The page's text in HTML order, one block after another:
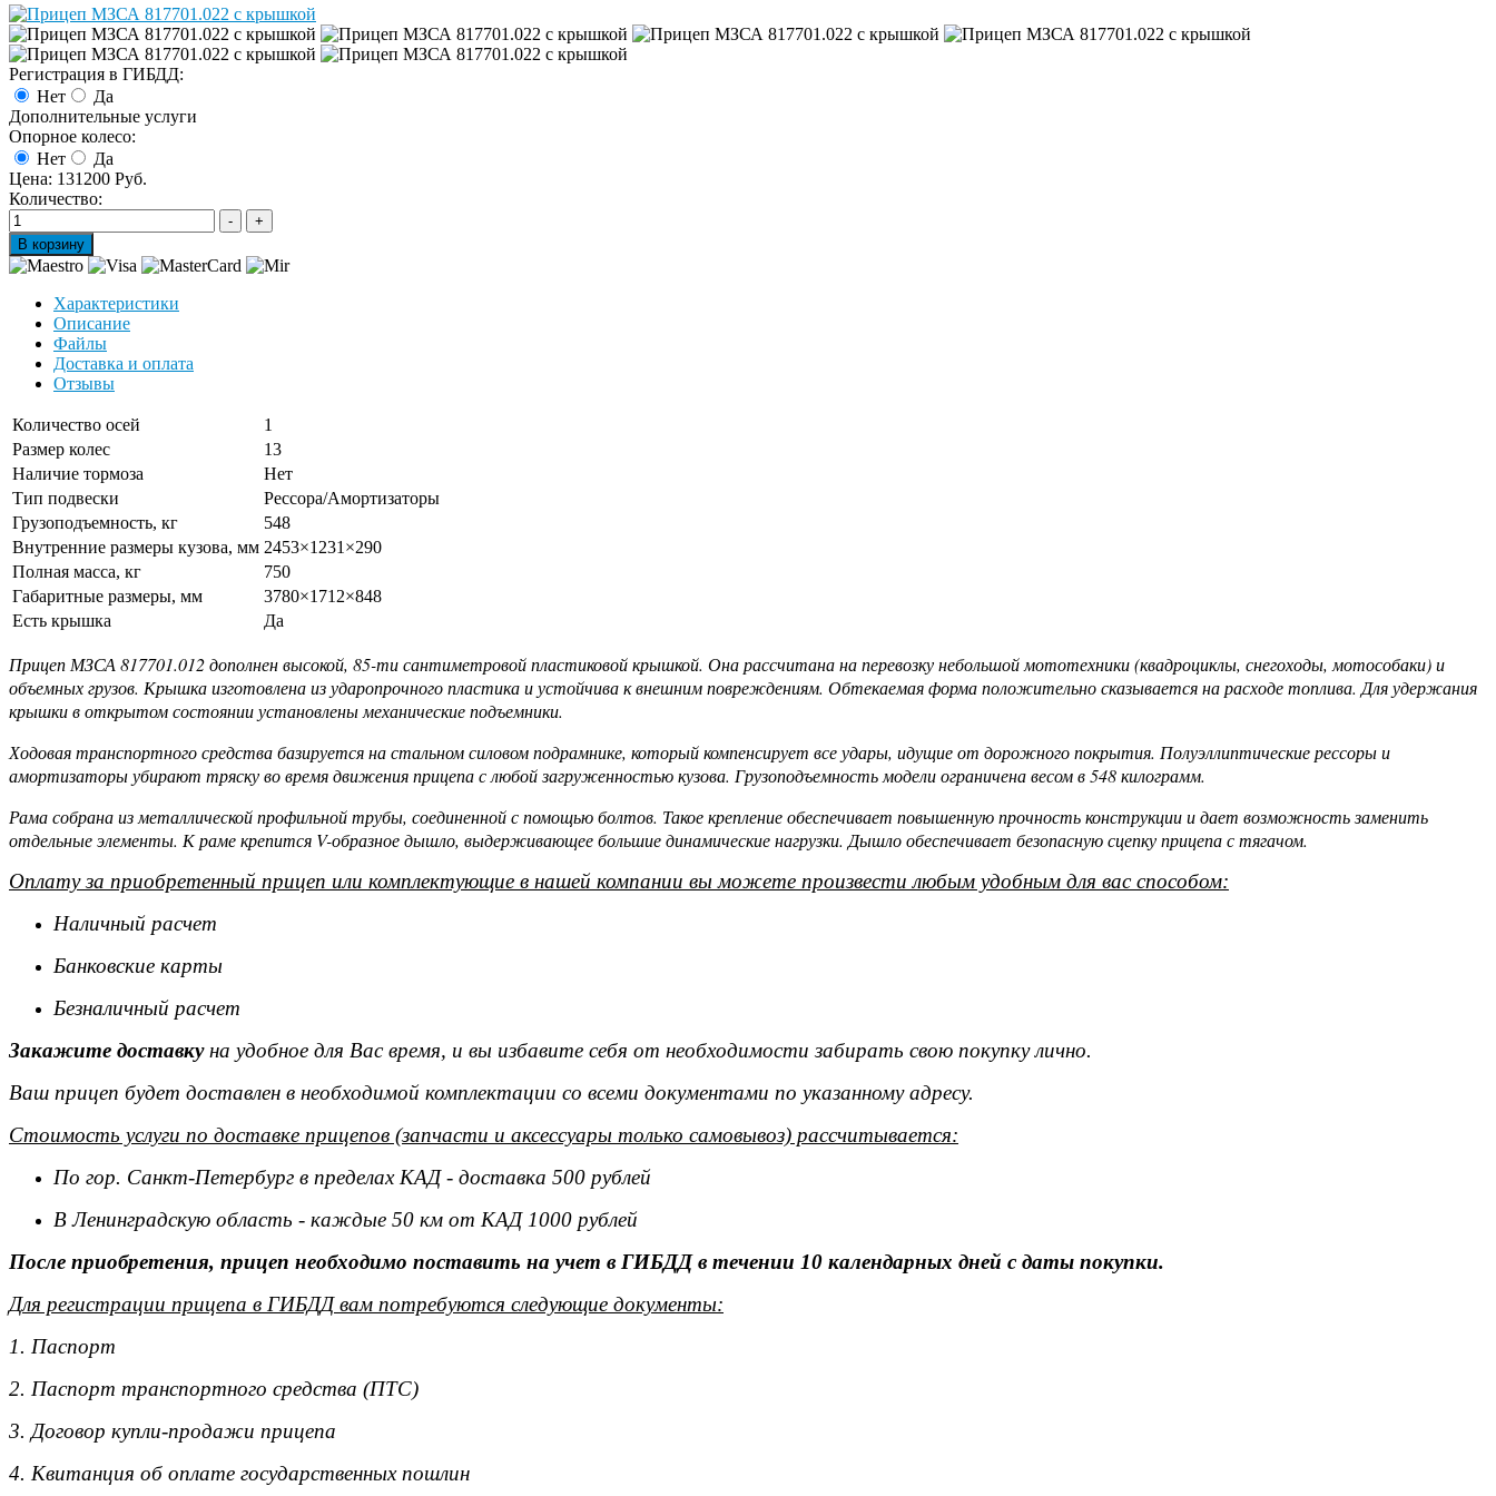
Регистрация в ГИБДД:
Нет
Да
Дополнительные услуги
Опорное колесо:
Нет
Да
Цена: 131200 Руб.
Количество:
Характеристики
Описание
Файлы
Доставка и оплата
Отзывы
Количество осей
1
Размер колес
13
Наличие тормоза
Нет
Тип подвески
Рессора/Амортизаторы
Грузоподъемность, кг
548
Внутренние размеры кузова, мм 2453×1231×290
Полная масса, кг
750
Габаритные размеры, мм
3780×1712×848
Есть крышка
Да
Прицеп МЗСА 817701.012 дополнен высокой, 85-ти сантиметровой пластиковой крышкой. Она рассчитана на перевозку небольшой мототехники (квадроциклы, снегоходы, мотособаки) и
объемных грузов. Крышка изготовлена из ударопрочного пластика и устойчива к внешним повреждениям. Обтекаемая форма положительно сказывается на расходе топлива. Для удержания
крышки в открытом состоянии установлены механические подъемники.
Ходовая транспортного средства базируется на стальном силовом подрамнике, который компенсирует все удары, идущие от дорожного покрытия. Полуэллиптические рессоры и
амортизаторы убирают тряску во время движения прицепа с любой загруженностью кузова. Грузоподъемность модели ограничена весом в 548 килограмм.
Рама собрана из металлической профильной трубы, соединенной с помощью болтов. Такое крепление обеспечивает повышенную прочность конструкции и дает возможность заменить
отдельные элементы. К раме крепится V-образное дышло, выдерживающее большие динамические нагрузки. Дышло обеспечивает безопасную сцепку прицепа с тягачом.
Оплату за приобретенный прицеп или комплектующие в нашей компании вы можете произвести любым удобным для вас способом:
Наличный расчет
Банковские карты
Безналичный расчет
Закажите доставкуна удобное для Вас время, и вы избавите себя от необходимости забирать свою покупку лично.
Ваш прицеп будет доставлен в необходимой комплектации со всеми документами по указанному адресу.
Стоимость услуги по доставке прицепов (запчасти и аксессуары только самовывоз) рассчитывается:
По гор. Санкт-Петербург в пределах КАД - доставка 500 рублей
В Ленинградскую область - каждые 50 км от КАД 1000 рублей
После приобретения, прицеп необходимо поставить на учет в ГИБДД в течении 10 календарных дней с даты покупки.
Для регистрации прицепа в ГИБДД вам потребуются следующие документы:
1. Паспорт
2. Паспорт транспортного средства (ПТС)
3. Договор купли-продажи прицепа
4. Квитанция об оплате государственных пошлин